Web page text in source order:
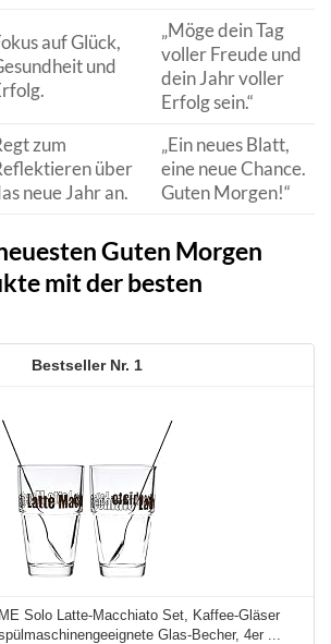
auf Glück,
und
„Möge dein Tag
voller Freude und
dein Jahr voller
Erfolg sein.“
zum
über
neue Jahr an.
„Ein neues Blatt,
eine neue Chance.
Guten Morgen!“
Guten Morgen
mit der besten
1
Solo Latte-Macchiato Set, Kaffee-Gläser
Glas-Becher, 4er ...